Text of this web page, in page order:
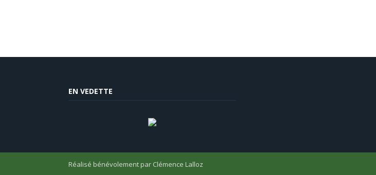
EN VEDETTE
Réalisé bénévolement par Clémence Lalloz